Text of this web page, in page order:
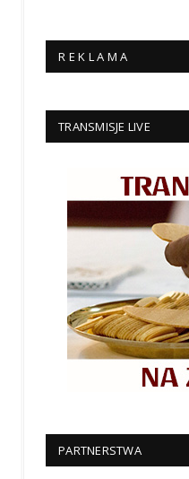
R E K L A M A
TRANSMISJE LIVE
PARTNERSTWA